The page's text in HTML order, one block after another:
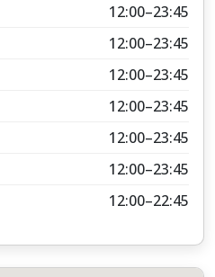
12:00–23:45
12:00–23:45
12:00–23:45
12:00–23:45
12:00–23:45
12:00–23:45
12:00–22:45